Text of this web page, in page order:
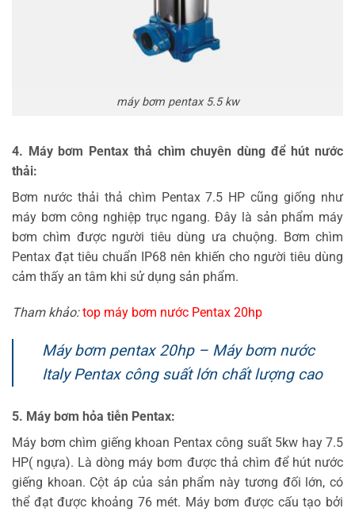
máy bơm pentax 5.5 kw
4. Máy bơm Pentax thả chìm chuyên dùng để hút nước
thải:
Bơm nước thải thả chìm Pentax 7.5 HP cũng giống như
máy bơm công nghiệp trục ngang. Đây là sản phẩm máy
bơm chìm được người tiêu dùng ưa chuộng. Bơm chìm
Pentax đạt tiêu chuẩn IP68 nên khiến cho người tiêu dùng
cảm thấy an tâm khi sử dụng sản phẩm.
Tham khảo: top máy bơm nước Pentax 20hp
Máy bơm pentax 20hp – Máy bơm nước
Italy Pentax công suất lớn chất lượng cao
5. Máy bơm hỏa tiễn Pentax:
Máy bơm chìm giếng khoan Pentax công suất 5kw hay 7.5
HP( ngựa). Là dòng máy bơm được thả chìm để hút nước
giếng khoan. Cột áp của sản phẩm này tương đối lớn, có
thể đạt được khoảng 76 mét. Máy bơm được cấu tạo bởi